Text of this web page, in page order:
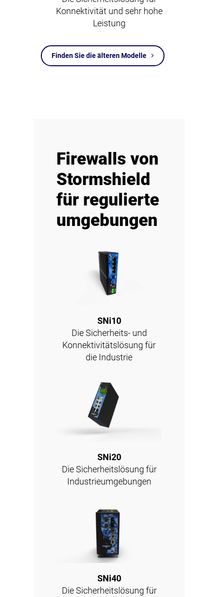
Konnektivität und sehr hohe
Leistung
Finden Sie die älteren Modelle
Firewalls von
Stormshield
für regulierte
umgebungen
SNi10
Die Sicherheits- und
Konnektivitätslösung für
die Industrie
SNi20
Die Sicherheitslösung für
Industrieumgebungen
SNi40
Die Sicherheitslösung für